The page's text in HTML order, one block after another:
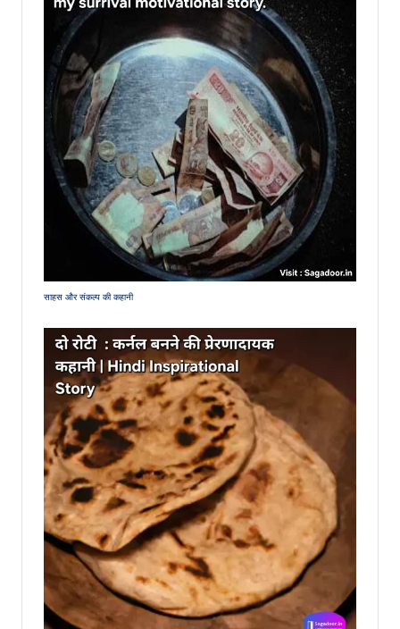
साहस और संकल्प की कहानी